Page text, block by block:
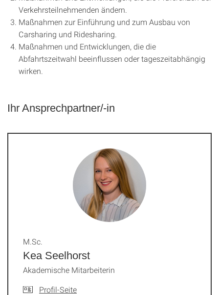
Verkehrsteilnehmenden ändern.
Maßnahmen zur Einführung und zum Ausbau von
Carsharing und Ridesharing.
Maßnahmen und Entwicklungen, die die
Abfahrtszeitwahl beeinflussen oder tageszeitabhängig
wirken.
Ihr Ansprechpartner/-in
Kea Seelhorst
M.Sc.
Akademische Mitarbeiterin
Profil-Seite